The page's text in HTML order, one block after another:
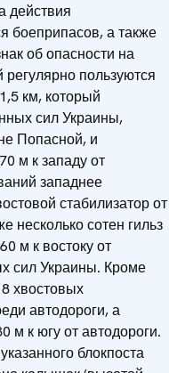
боеприпасов, а также
об опасности на
регулярно пользуются
км, который
сил Украины,
Попасной, и
м к западу от
западнее
стабилизатор от
несколько сотен гильз
м к востоку от
сил Украины. Кроме
хвостовых
автодороги, а
м к югу от автодороги.
блокпоста